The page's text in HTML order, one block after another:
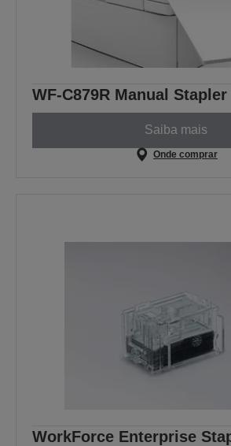
WF-C879R Manual Stapler
Saiba mais
Onde comprar
WorkForce Enterprise